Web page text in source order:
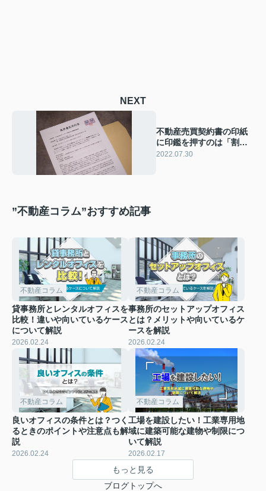
NEXT
不動産売買契約書の印紙
に印鑑を押すのは「割
印」ではなく「消印」
2022.07.30
”不動産コラム”おすすめ記事
不動産コラム
貸事務所とレンタルオフィスを
比較！違いや向いているケース
について解説
2026.02.24
不動産コラム
事務所のセットアップオフィス
とは？メリットや向いているケ
ースを解説
2026.02.24
不動産コラム
良いオフィスの条件とは？つく
るときのポイントや注意点も解
説
2026.02.24
不動産コラム
工場を建設したい！工業専用地
域に建築可能な建物や制限につ
いて解説
2026.02.17
もっと見る
ブログトップへ